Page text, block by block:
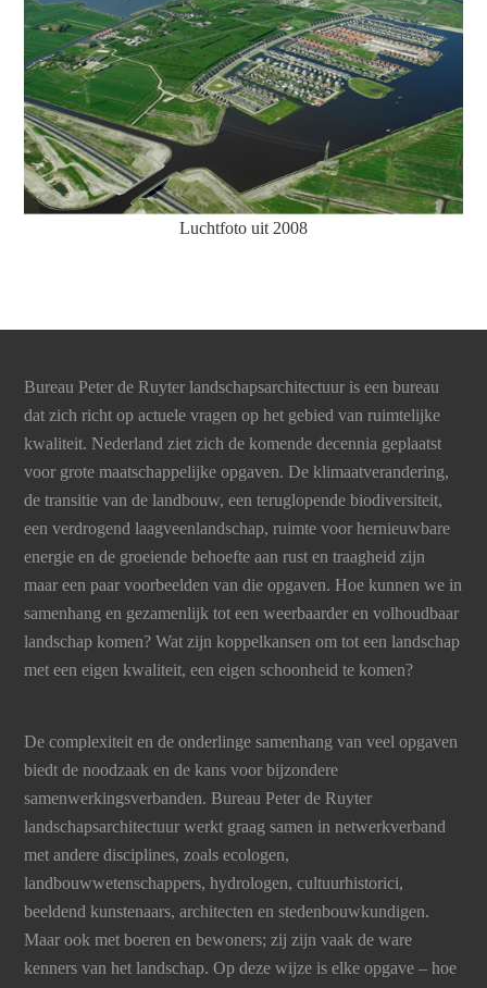
Luchtfoto uit 2008
Bureau Peter de Ruyter landschapsarchitectuur is een bureau
dat zich richt op actuele vragen op het gebied van ruimtelijke
kwaliteit. Nederland ziet zich de komende decennia geplaatst
voor grote maatschappelijke opgaven. De klimaatverandering,
de transitie van de landbouw, een teruglopende biodiversiteit,
een verdrogend laagveenlandschap, ruimte voor hernieuwbare
energie en de groeiende behoefte aan rust en traagheid zijn
maar een paar voorbeelden van die opgaven. Hoe kunnen we in
samenhang en gezamenlijk tot een weerbaarder en volhoudbaar
landschap komen? Wat zijn koppelkansen om tot een landschap
met een eigen kwaliteit, een eigen schoonheid te komen?
De complexiteit en de onderlinge samenhang van veel opgaven
biedt de noodzaak en de kans voor bijzondere
samenwerkingsverbanden. Bureau Peter de Ruyter
landschapsarchitectuur werkt graag samen in netwerkverband
met andere disciplines, zoals ecologen,
landbouwwetenschappers, hydrologen, cultuurhistorici,
beeldend kunstenaars, architecten en stedenbouwkundigen.
Maar ook met boeren en bewoners; zij zijn vaak de ware
kenners van het landschap. Op deze wijze is elke opgave – hoe